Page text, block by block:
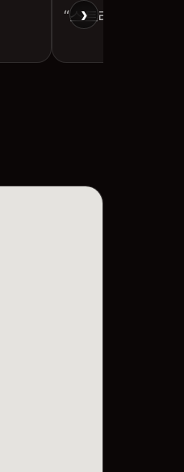
“스트레스 해소에
›